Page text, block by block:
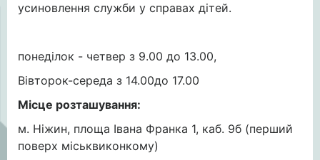
усиновлення служби у справах дітей.
понеділок - четвер з 9.00 до 13.00,
Вівторок-середа з 14.00до 17.00
Місце розташування:
м. Ніжин, площа Івана Франка 1, каб. 9б (перший
поверх міськвиконкому)